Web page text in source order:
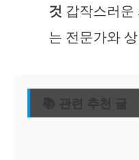
것 갑작스러운
는 전문가와
📚 관련 추천 글